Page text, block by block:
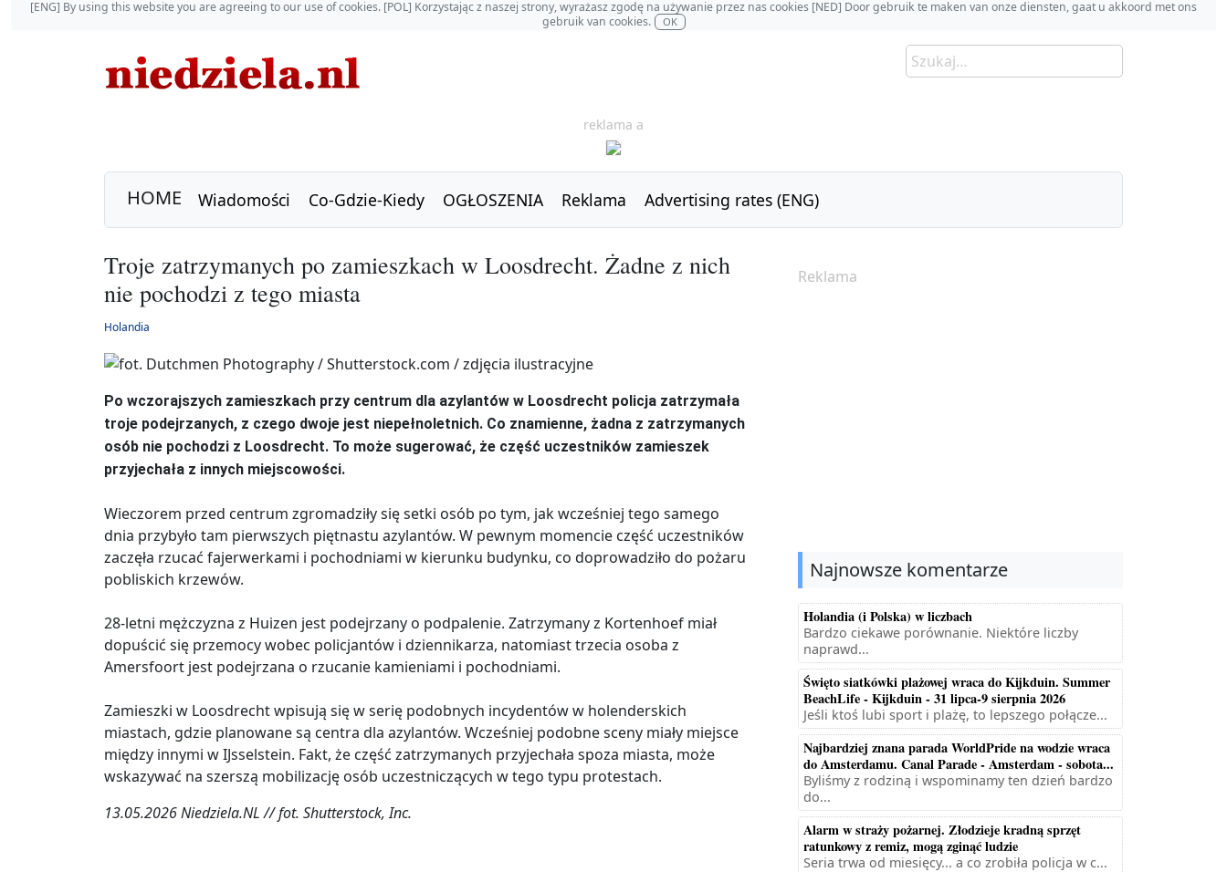
[ENG] By using this website you are agreeing to our use of cookies. [POL] Korzystając z naszej strony, wyrażasz zgodę na używanie przez nas cookies [NED] Door gebruik te maken van onze diensten, gaat u akkoord met ons
gebruik van cookies.
OK
reklama a
HOME Wiadomości Co-Gdzie-Kiedy OGŁOSZENIA Reklama Advertising rates (ENG)
Troje zatrzymanych po zamieszkach w Loosdrecht. Żadne z nich
nie pochodzi z tego miasta
Holandia
Po wczorajszych zamieszkach przy centrum dla azylantów w Loosdrecht policja zatrzymała
troje podejrzanych, z czego dwoje jest niepełnoletnich. Co znamienne, żadna z zatrzymanych
osób nie pochodzi z Loosdrecht. To może sugerować, że część uczestników zamieszek
przyjechała z innych miejscowości.
Wieczorem przed centrum zgromadziły się setki osób po tym, jak wcześniej tego samego
dnia przybyło tam pierwszych piętnastu azylantów. W pewnym momencie część uczestników
zaczęła rzucać fajerwerkami i pochodniami w kierunku budynku, co doprowadziło do pożaru
pobliskich krzewów.
28-letni mężczyzna z Huizen jest podejrzany o podpalenie. Zatrzymany z Kortenhoef miał
dopuścić się przemocy wobec policjantów i dziennikarza, natomiast trzecia osoba z
Amersfoort jest podejrzana o rzucanie kamieniami i pochodniami.
Zamieszki w Loosdrecht wpisują się w serię podobnych incydentów w holenderskich
miastach, gdzie planowane są centra dla azylantów. Wcześniej podobne sceny miały miejsce
między innymi w IJsselstein. Fakt, że część zatrzymanych przyjechała spoza miasta, może
wskazywać na szerszą mobilizację osób uczestniczących w tego typu protestach.
13.05.2026 Niedziela.NL // fot. Shutterstock, Inc.
Reklama
Najnowsze komentarze
Holandia (i Polska) w liczbach
Bardzo ciekawe porównanie. Niektóre liczby
naprawd...
Święto siatkówki plażowej wraca do Kijkduin. Summer
BeachLife - Kijkduin - 31 lipca-9 sierpnia 2026
Jeśli ktoś lubi sport i plażę, to lepszego połącze...
Najbardziej znana parada WorldPride na wodzie wraca
do Amsterdamu. Canal Parade - Amsterdam - sobota...
Byliśmy z rodziną i wspominamy ten dzień bardzo
do...
Alarm w straży pożarnej. Złodzieje kradną sprzęt
ratunkowy z remiz, mogą zginąć ludzie
Seria trwa od miesięcy... a co zrobiła policja w c...